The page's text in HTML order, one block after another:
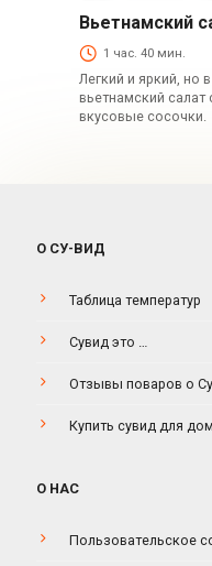
Вьетнамский
1 час. 40 мин.
Легкий и яркий, но
вьетнамский салат
вкусовые сосочки.
О СУ-ВИД
Таблица температур
Сувид это …
Отзывы поваров о
Купить сувид для
О НАС
Пользовательское